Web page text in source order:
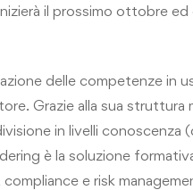
il prossimo ottobre
delle competenze in
Grazie alla sua
in livelli conoscenza
è la soluzione
e risk